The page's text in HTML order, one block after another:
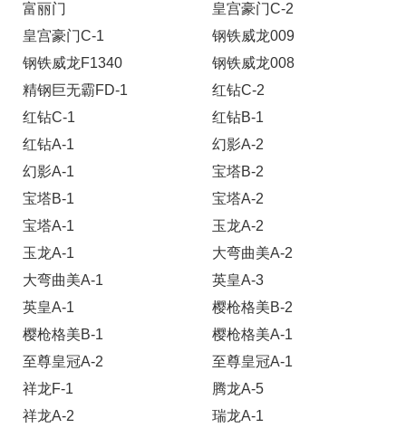
富丽门
皇宫豪门C-2
皇宫豪门C-1
钢铁威龙009
钢铁威龙F1340
钢铁威龙008
精钢巨无霸FD-1
红钻C-2
红钻C-1
红钻B-1
红钻A-1
幻影A-2
幻影A-1
宝塔B-2
宝塔B-1
宝塔A-2
宝塔A-1
玉龙A-2
玉龙A-1
大弯曲美A-2
大弯曲美A-1
英皇A-3
英皇A-1
樱枪格美B-2
樱枪格美B-1
樱枪格美A-1
至尊皇冠A-2
至尊皇冠A-1
祥龙F-1
腾龙A-5
祥龙A-2
瑞龙A-1